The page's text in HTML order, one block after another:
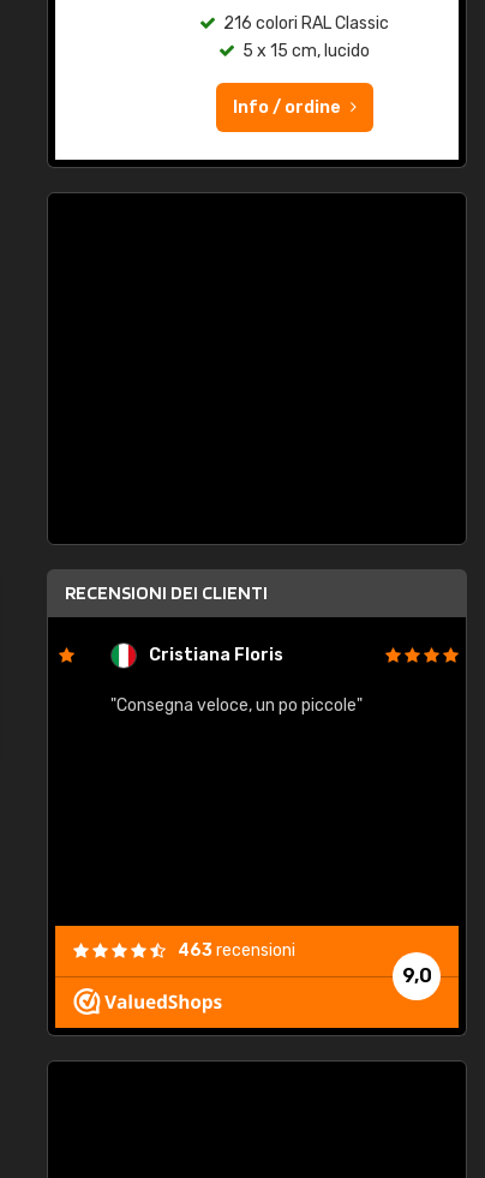
216 colori RAL Classic
5 x 15 cm, lucido
Info / ordine
RECENSIONI DEI CLIENTI
Cristiana Floris
"Consegna veloce, un po piccole"
9,0
463recensioni